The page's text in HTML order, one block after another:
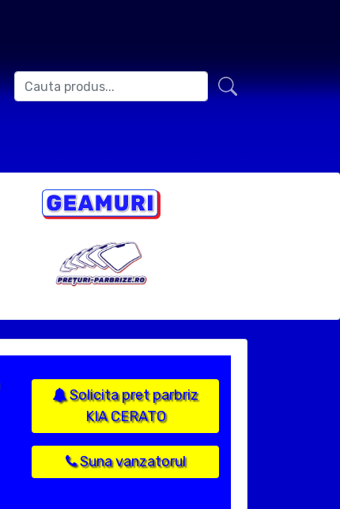
Solicita pret parbriz
KIA CERATO
Suna vanzatorul